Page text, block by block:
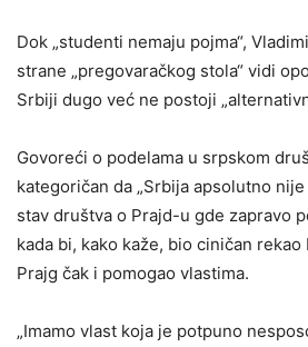
Dok „studenti nemaju pojma“,
strane „pregovaračkog stola“ vidi
Srbiji dugo već ne postoji
Govoreći o podelama u srpskom
kategoričan da „Srbija apsolutno
stav društva o Prajd-u gde zapravo
kada bi, kako kaže, bio ciničan
Prajg čak i pomogao vlastima.
„Imamo vlast koja je potpuno